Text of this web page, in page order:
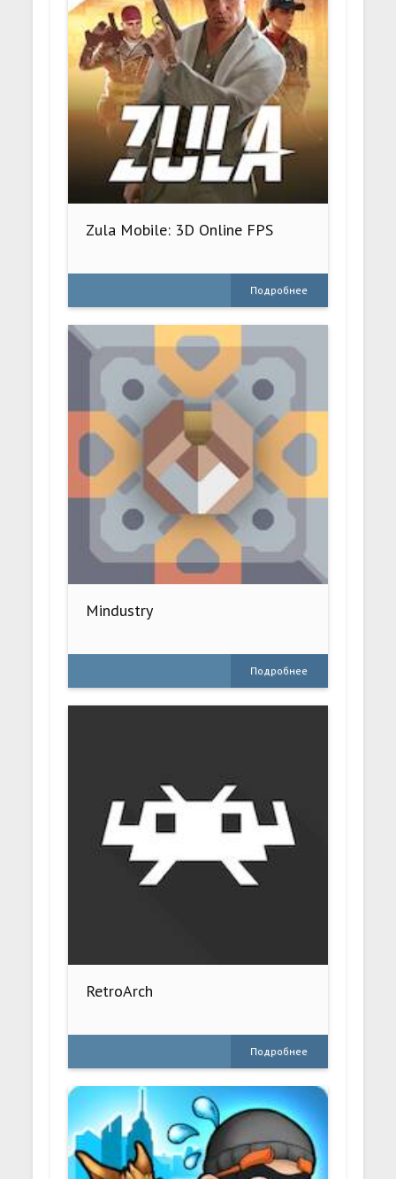
Zula Mobile: 3D Online FPS
Подробнее
Mindustry
Подробнее
RetroArch
Подробнее